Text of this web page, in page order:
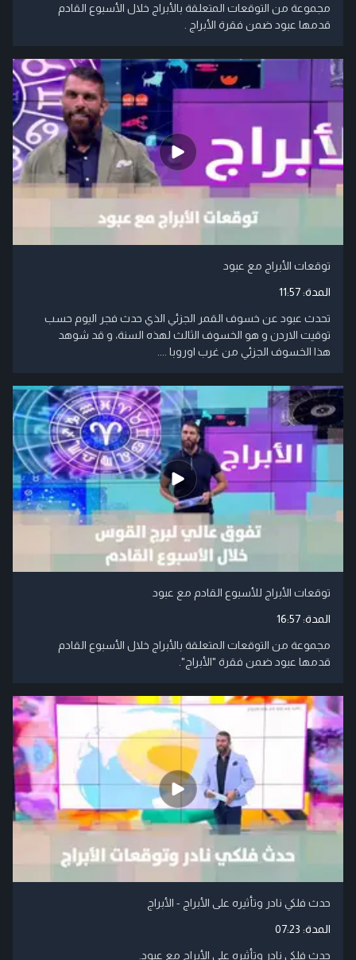
مجموعة من التوقعات المتعلقة بالأبراج خلال الأسبوع القادم
قدمها عبود ضمن فقرة الأبراج .
توقعات الأبراج مع عبود
المدة:11:57
تحدث عبود عن خسوف القمر الجزئي الذي حدث فجر اليوم حسب
توقيت الاردن و هو الخسوف الثالث لهذه السنة، و قد شوهد
هذا الخسوف الجزئي من غرب اوروبا ....
توقعات الأبراج للأسبوع القادم مع عبود
المدة:16:57
مجموعة من التوقعات المتعلقة بالأبراج خلال الأسبوع القادم
قدمها عبود ضمن فقرة "الأبراج".
حدث فلكي نادر وتأثيره على الأبراج - الأبراج
المدة: 07:23
حدث فلكي نادر وتأثيره على الأبراج مع عبود.